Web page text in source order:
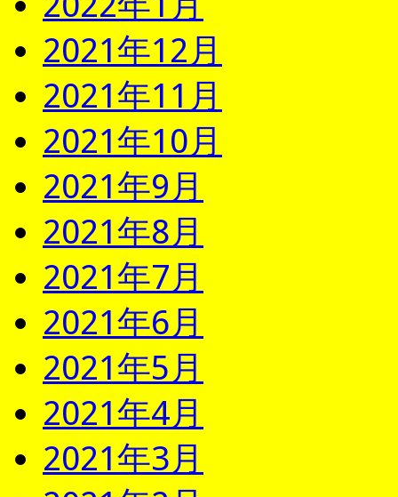
2021年12月
2021年11月
2021年10月
2021年9月
2021年8月
2021年7月
2021年6月
2021年5月
2021年4月
2021年3月